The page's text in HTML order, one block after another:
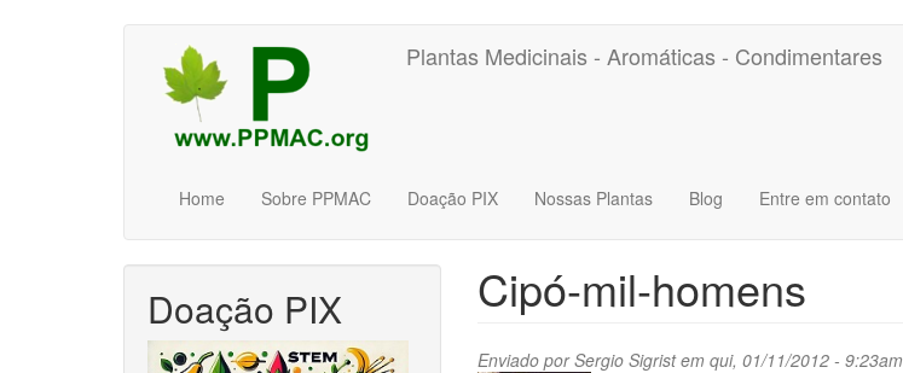
Plantas Medicinais - Aromáticas - Condimentares
Home Sobre PPMAC Doação PIX Nossas Plantas Blog Entre em contato
Doação PIX Cipó-mil-homens
Enviado porSergio Sigristem qui, 01/11/2012 - 9:23am